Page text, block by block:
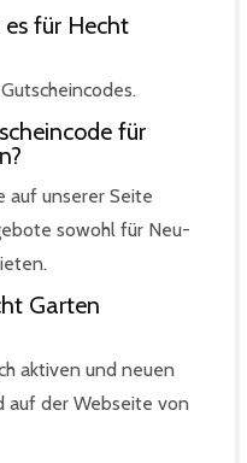
für Hecht
für
auf unserer Seite
sowohl für Neu-
Garten
aktiven und neuen
auf der Webseite von